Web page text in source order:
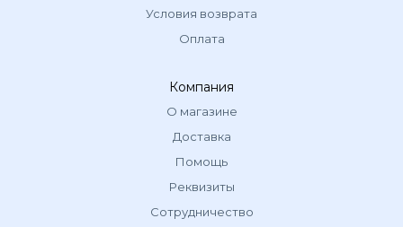
Условия возврата
Оплата
Компания
О магазине
Доставка
Помощь
Реквизиты
Сотрудничество